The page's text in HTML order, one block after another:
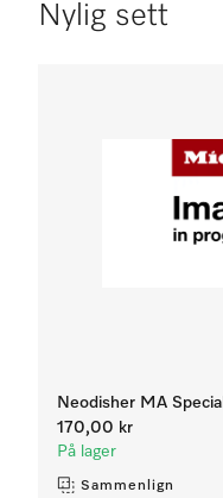
Nylig sett
Neodisher MA Special
170,00 kr
På lager
Sammenlign